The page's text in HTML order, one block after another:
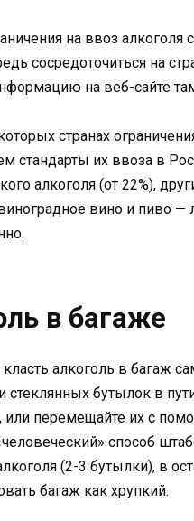
на ввоз алкоголя
сосредоточиться на
на веб-сайте
странах
стандарты их ввоза в
алкоголя (от 22%),
вино и пиво
в багаже
алкоголь в багаж
стеклянных бутылок в
или перемещайте их с
способ
(2-3 бутылки), в
багаж как хрупкий.